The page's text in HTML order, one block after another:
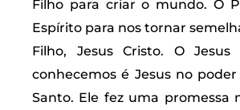
Filho para criar o mundo. O
Espírito para nos tornar
Filho, Jesus Cristo. O Jesus
conhecemos é Jesus no
Santo. Ele fez uma promessa